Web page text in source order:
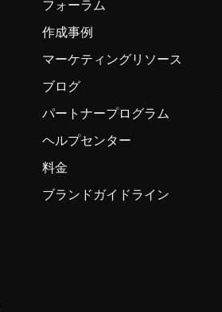
フォーラム
作成事例
マーケティングリソース
ブログ
パートナープログラム
ヘルプセンター
料金
ブランドガイドライン